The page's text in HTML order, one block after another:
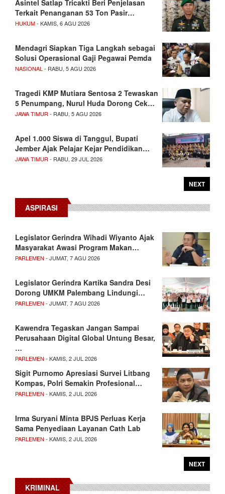
Asintel Satlap Tricakti Beri Penjelasan
Terkait Penanganan 53 Ton Pasir…
HUKUM- KAMIS, 6 AGU 2026
Mendagri Siapkan Tiga Langkah sebagai
Solusi Operasional Gaji Pegawai Pemda
NASIONAL - RABU, 5 AGU 2026
Tragedi KMP Mutiara Sentosa 2 Tewaskan
5 Penumpang, Nurul Huda Dorong Cek…
JAWA TIMUR - RABU, 5 AGU 2026
Apel 1.000 Siswa di Tanggul, Bupati
Jember Ajak Pelajar Kejar Pendidikan…
JAWA TIMUR - RABU, 29 JUL 2026
NEXT
ASPIRASI
Legislator Gerindra Wihadi Wiyanto Ajak
Masyarakat Awasi Program Makan…
PARLEMEN - JUMAT, 7 AGU 2026
Legislator Gerindra Kartika Sandra Desi
Dorong UMKM Palembang Lindungi…
PARLEMEN - JUMAT, 7 AGU 2026
Kawendra Tegaskan Jangan Sampai
Perusahaan Digital Global Untung Besar,
…
PARLEMEN - KAMIS, 2 JUL 2026
Sigit Purnomo Apresiasi Survei Litbang
Kompas, Polri Semakin Profesional…
PARLEMEN - KAMIS, 2 JUL 2026
Irma Suryani Minta BPJS Perluas Kerja
Sama Penyediaan Layanan Cath Lab
PARLEMEN - KAMIS, 2 JUL 2026
NEXT
KRIMINAL